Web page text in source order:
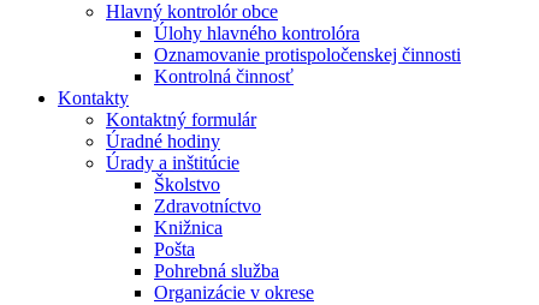
Hlavný kontrolór obce
Úlohy hlavného kontrolóra
Oznamovanie protispoločenskej činnosti
Kontrolná činnosť
Kontakty
Kontaktný formulár
Úradné hodiny
Úrady a inštitúcie
Školstvo
Zdravotníctvo
Knižnica
Pošta
Pohrebná služba
Organizácie v okrese